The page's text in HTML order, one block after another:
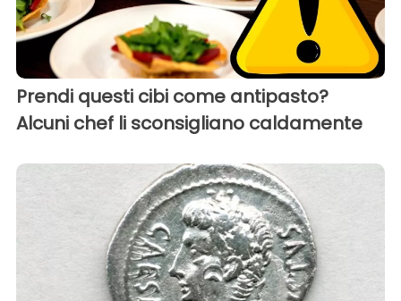
Prendi questi cibi come antipasto?
Alcuni chef li sconsigliano caldamente